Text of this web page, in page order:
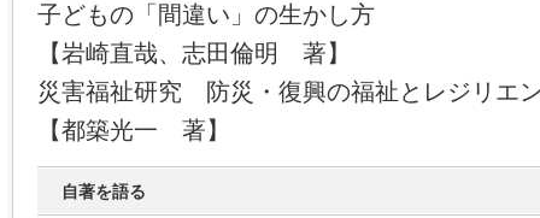
子どもの「間違い」の生かし方
【岩崎直哉、志田倫明 著】
災害福祉研究 防災・復興の福祉とレジリエ
【都築光一 著】
自著を語る